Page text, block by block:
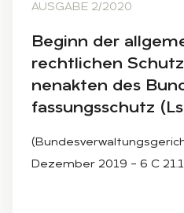
AUSGABE 2/2020
Be­ginn der
recht­li­chen
nen­ak­ten des
fas­sungs­schutz
Dezember 2019 – 6 C